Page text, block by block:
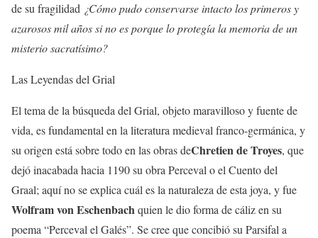
de su fragilidad ¿Cómo pudo conservarse intacto los primeros y
azarosos mil años si no es porque lo protegía la memoria de un
misterio sacratísimo?
Las Leyendas del Grial
El tema de la búsqueda del Grial, objeto maravilloso y fuente de
vida, es fundamental en la literatura medieval franco-germánica, y
su origen está sobre todo en las obras deChretien de Troyes, que
dejó inacabada hacia 1190 su obra Perceval o el Cuento del
Graal; aquí no se explica cuál es la naturaleza de esta joya, y fue
Wolfram von Eschenbachquien le dio forma de cáliz en su
poema “Perceval el Galés”. Se cree que concibió su Parsifal a